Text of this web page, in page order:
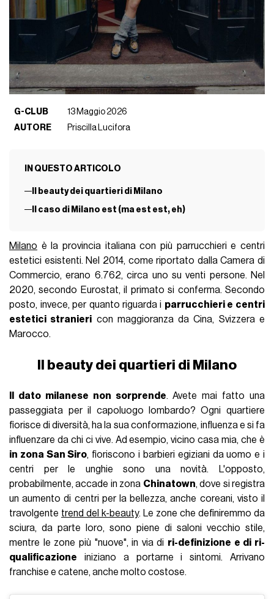
G-CLUB
13 Maggio 2026
AUTORE
Priscilla Lucifora
IN QUESTO ARTICOLO
Il beauty dei quartieri di Milano
Il caso di Milano est (ma est est, eh)
Milano è la provincia italiana con più parrucchieri e centri
estetici esistenti. Nel 2014, come riportato dalla Camera di
Commercio, erano 6.762, circa uno su venti persone. Nel
2020, secondo Eurostat, il primato si conferma. Secondo
posto, invece, per quanto riguarda i parrucchieri e centri
estetici stranieri con maggioranza da Cina, Svizzera e
Marocco.
Il beauty dei quartieri di Milano
Il dato milanese non sorprende. Avete mai fatto una
passeggiata per il capoluogo lombardo? Ogni quartiere
fiorisce di diversità, ha la sua conformazione, influenza e si fa
influenzare da chi ci vive. Ad esempio, vicino casa mia, che è
in zona San Siro, fioriscono i barbieri egiziani da uomo e i
centri per le unghie sono una novità. L'opposto,
probabilmente, accade in zona Chinatown, dove si registra
un aumento di centri per la bellezza, anche coreani, visto il
travolgente trend del k-beauty. Le zone che definiremmo da
sciura, da parte loro, sono piene di saloni vecchio stile,
mentre le zone più "nuove", in via di ri-definizione e di ri-
qualificazione iniziano a portarne i sintomi. Arrivano
franchise e catene, anche molto costose.